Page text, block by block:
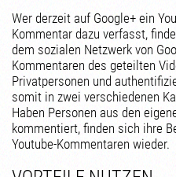
Wer derzeit auf Google+ ein
Kommentar dazu verfasst,
dem sozialen Netzwerk von
Kommentaren des geteilten
Privatpersonen und
somit in zwei verschiedenen
Haben Personen aus den
kommentiert, finden sich ihre
Youtube-Kommentaren wieder.